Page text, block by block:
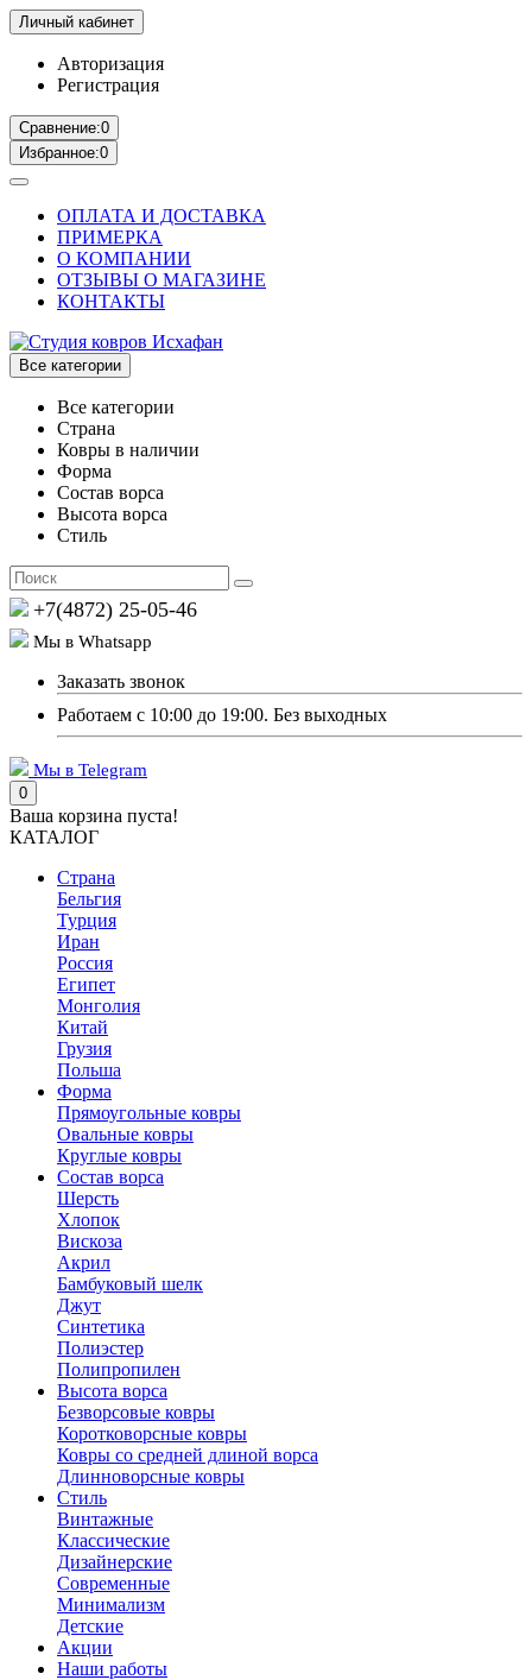
Личный кабинет
Авторизация
Регистрация
Сравнение:0
Избранное:0
ОПЛАТА И ДОСТАВКА
ПРИМЕРКА
О КОМПАНИИ
ОТЗЫВЫ О МАГАЗИНЕ
КОНТАКТЫ
Все категории
Все категории
Страна
Ковры в наличии
Форма
Состав ворса
Высота ворса
Стиль
+7(4872) 25-05-46
Мы в Whatsapp
Заказать звонок
Работаем с 10:00 до 19:00. Без выходных
Мы в Telegram
0
Ваша корзина пуста!
КАТАЛОГ
Страна
Бельгия
Турция
Иран
Россия
Египет
Монголия
Китай
Грузия
Польша
Форма
Прямоугольные ковры
Овальные ковры
Круглые ковры
Состав ворса
Шерсть
Хлопок
Вискоза
Акрил
Бамбуковый шелк
Джут
Синтетика
Полиэстер
Полипропилен
Высота ворса
Безворсовые ковры
Коротковорсные ковры
Ковры со средней длиной ворса
Длинноворсные ковры
Стиль
Винтажные
Классические
Дизайнерские
Современные
Минимализм
Детские
Акции
Наши работы